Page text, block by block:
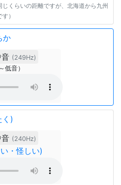
じくらいの距離ですが、北海道から九州
）
か
(249Hz)
低音）
く)
(240Hz)
・怪しい)